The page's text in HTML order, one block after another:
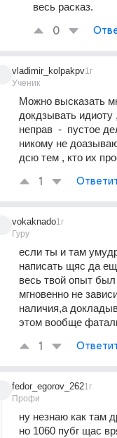
весь расказ.
0
vladimir_kolpakpv
Ученик
1г
Можно высказать
докдзывать идиоту
неправ  -  пустое
никому не
дсю тем , кто их
1
vokaknado
Гуру
1г
если ты и там
написать щяс да
весь твой опыт был
мгновенно не
наличия,а
этом вообще
1
fedor_egorov_262
Профи
1г
ну незнаю как там
но 1060 пубг щас